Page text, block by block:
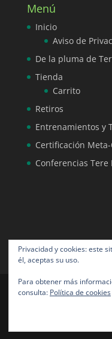
Menú
Inicio
Aviso de
De la pluma de
Tienda
Carrito
Retiros
Entrenamientos y
Certificación
Conferencias
Tere Bermea®
Diseño
Privacidad y cookies: este
él, aceptas su uso.
Para obtener más
consulta: Política de cookies